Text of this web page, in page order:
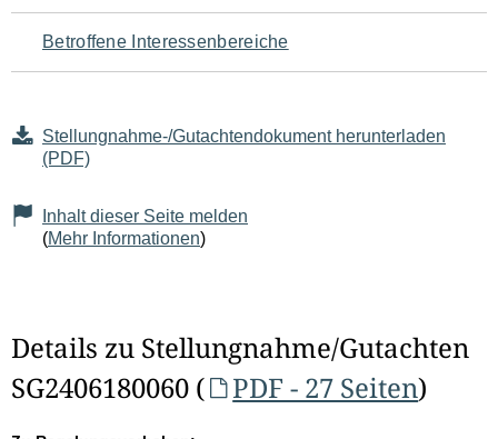
für
den
Seiteninhalt
Betroffene Interessenbereiche
Stellungnahme-/Gutachtendokument herunterladen
(PDF)
Inhalt dieser Seite melden
(Mehr Informationen)
Details zu Stellungnahme/Gutachten
SG2406180060 (
PDF - 27 Seiten)